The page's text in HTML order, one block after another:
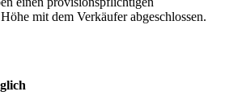
mit dem Verkäufer abgeschlossen.